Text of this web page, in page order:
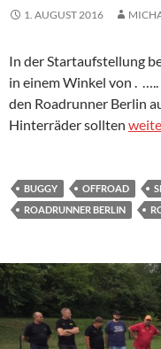
1. AUGUST 2016
In der Startaufstellung
in einem Winkel von .
den Roadrunner Berlin
Hinterräder sollten
BUGGY OFFROAD
ROADRUNNER BERLIN